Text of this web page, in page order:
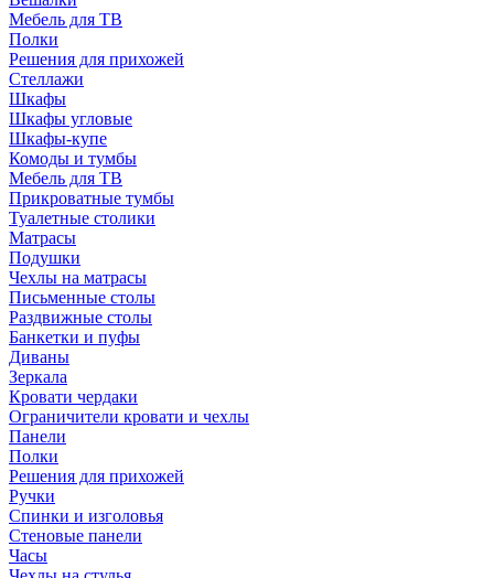
Мебель для ТВ
Полки
Решения для прихожей
Стеллажи
Шкафы
Шкафы угловые
Шкафы-купе
Комоды и тумбы
Мебель для ТВ
Прикроватные тумбы
Туалетные столики
Матрасы
Подушки
Чехлы на матрасы
Письменные столы
Раздвижные столы
Банкетки и пуфы
Диваны
Зеркала
Кровати чердаки
Ограничители кровати и чехлы
Панели
Полки
Решения для прихожей
Ручки
Спинки и изголовья
Стеновые панели
Часы